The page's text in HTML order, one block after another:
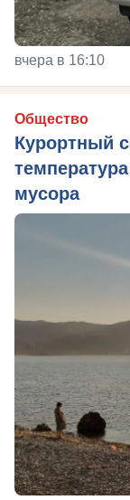
вчера в 16:10
Общество
Курортный
мусора